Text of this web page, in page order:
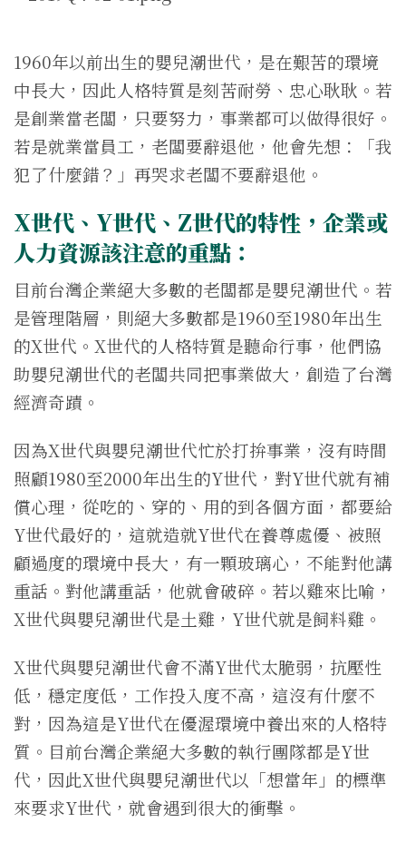
1960年以前出生的嬰兒潮世代，是在艱苦的環境
中長大，因此人格特質是刻苦耐勞、忠心耿耿。若
是創業當老闆，只要努力，事業都可以做得很好。
若是就業當員工，老闆要辭退他，他會先想：「我
犯了什麼錯？」再哭求老闆不要辭退他。
X世代、Y世代、Z世代的特性，企業或
人力資源該注意的重點：
目前台灣企業絕大多數的老闆都是嬰兒潮世代。若
是管理階層，則絕大多數都是1960至1980年出生
的X世代。X世代的人格特質是聽命行事，他們協
助嬰兒潮世代的老闆共同把事業做大，創造了台灣
經濟奇蹟。
因為X世代與嬰兒潮世代忙於打拚事業，沒有時間
照顧1980至2000年出生的Y世代，對Y世代就有補
償心理，從吃的、穿的、用的到各個方面，都要給
Y世代最好的，這就造就Y世代在養尊處優、被照
顧過度的環境中長大，有一顆玻璃心，不能對他講
重話。對他講重話，他就會破碎。若以雞來比喻，
X世代與嬰兒潮世代是土雞，Y世代就是飼料雞。
X世代與嬰兒潮世代會不滿Y世代太脆弱，抗壓性
低，穩定度低，工作投入度不高，這沒有什麼不
對，因為這是Y世代在優渥環境中養出來的人格特
質。目前台灣企業絕大多數的執行團隊都是Y世
代，因此X世代與嬰兒潮世代以「想當年」的標準
來要求Y世代，就會遇到很大的衝擊。